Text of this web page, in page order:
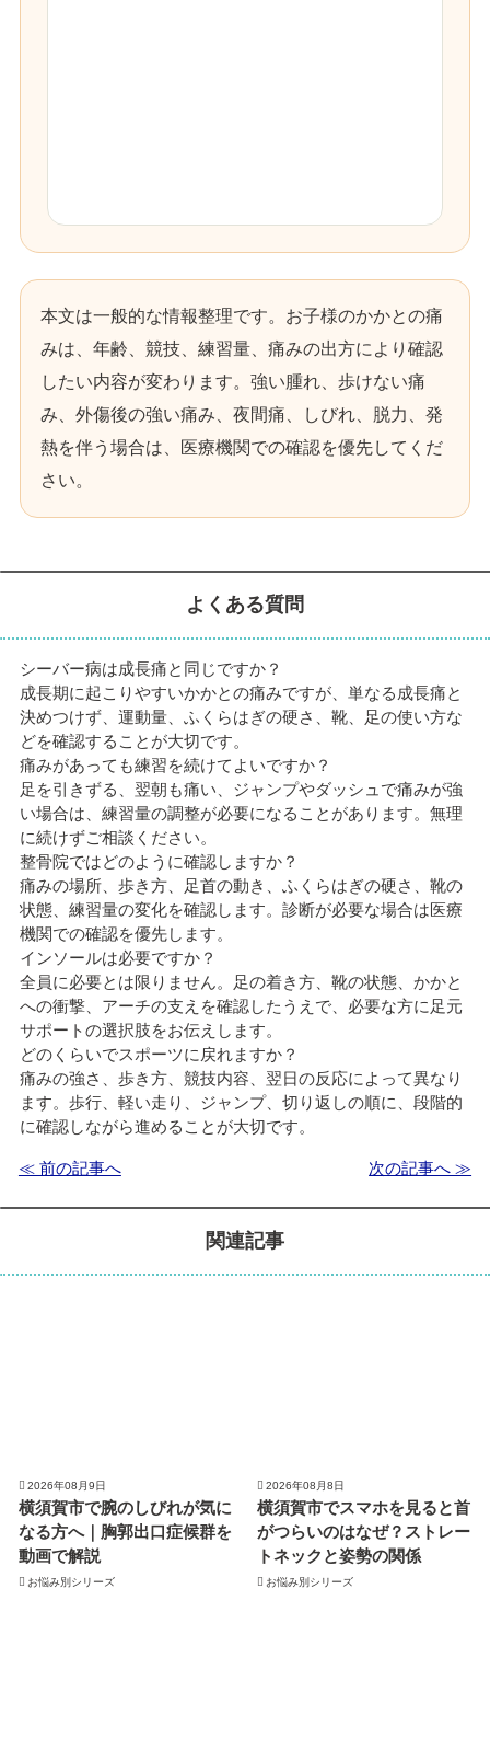
本文は一般的な情報整理です。お子様のかかとの痛
みは、年齢、競技、練習量、痛みの出方により確認
したい内容が変わります。強い腫れ、歩けない痛
み、外傷後の強い痛み、夜間痛、しびれ、脱力、発
熱を伴う場合は、医療機関での確認を優先してくだ
さい。
よくある質問
シーバー病は成長痛と同じですか？
成長期に起こりやすいかかとの痛みですが、単なる成長痛と
決めつけず、運動量、ふくらはぎの硬さ、靴、足の使い方な
どを確認することが大切です。
痛みがあっても練習を続けてよいですか？
足を引きずる、翌朝も痛い、ジャンプやダッシュで痛みが強
い場合は、練習量の調整が必要になることがあります。無理
に続けずご相談ください。
整骨院ではどのように確認しますか？
痛みの場所、歩き方、足首の動き、ふくらはぎの硬さ、靴の
状態、練習量の変化を確認します。診断が必要な場合は医療
機関での確認を優先します。
インソールは必要ですか？
全員に必要とは限りません。足の着き方、靴の状態、かかと
への衝撃、アーチの支えを確認したうえで、必要な方に足元
サポートの選択肢をお伝えします。
どのくらいでスポーツに戻れますか？
痛みの強さ、歩き方、競技内容、翌日の反応によって異なり
ます。歩行、軽い走り、ジャンプ、切り返しの順に、段階的
に確認しながら進めることが大切です。
≪ 前の記事へ 次の記事へ ≫
関連記事
2026年08月9日
横須賀市で腕のしびれが気に
なる方へ｜胸郭出口症候群を
動画で解説
お悩み別シリーズ
2026年08月8日
横須賀市でスマホを見ると首
がつらいのはなぜ？ストレー
トネックと姿勢の関係
お悩み別シリーズ